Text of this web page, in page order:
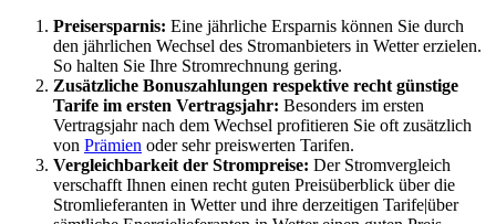
Preisersparnis: Eine jährliche Ersparnis können Sie durch
den jährlichen Wechsel des Stromanbieters in Wetter erzielen.
So halten Sie Ihre Stromrechnung gering.
Zusätzliche Bonuszahlungen respektive recht günstige
Tarife im ersten Vertragsjahr: Besonders im ersten
Vertragsjahr nach dem Wechsel profitieren Sie oft zusätzlich
von Prämien oder sehr preiswerten Tarifen.
Vergleichbarkeit der Strompreise: Der Stromvergleich
verschafft Ihnen einen recht guten Preisüberblick über die
Stromlieferanten in Wetter und ihre derzeitigen Tarife|über